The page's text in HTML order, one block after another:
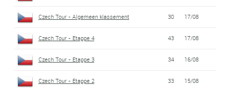
Czech Tour - Algemeen klassement 30 17/08
Czech Tour - Etappe 4 43 17/08
Czech Tour - Etappe 3 34 16/08
Czech Tour - Etappe 2 33 15/08